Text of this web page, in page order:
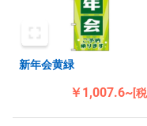
新年会黄緑
￥1,007.6~[